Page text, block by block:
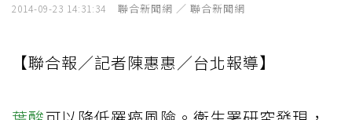
2014-09-23 14:31:34 聯合新聞網 ／ 聯合新聞網
【聯合報／記者陳惠惠／台北報導】